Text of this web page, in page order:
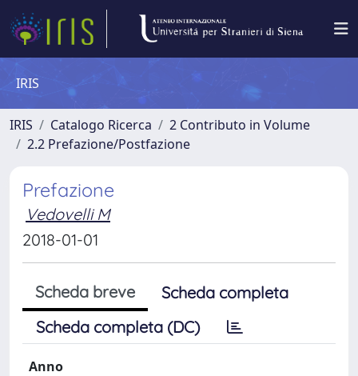
IRIS
IRIS Catalogo Ricerca
2 Contributo in Volume
2.2 Prefazione/Postfazione
Prefazione
Vedovelli M
2018-01-01
Scheda breve
Scheda completa
Scheda completa (DC)
Anno